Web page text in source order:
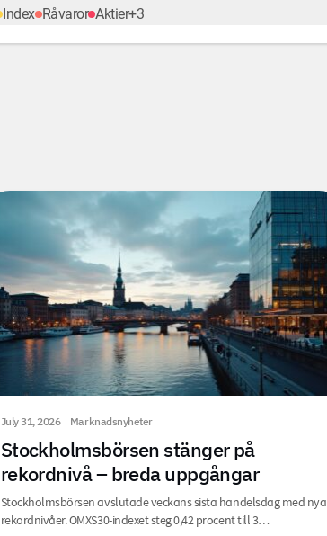
Index Råvaror Aktier+3
July 31, 2026 Marknadsnyheter
Stockholmsbörsen stänger på
rekordnivå – breda uppgångar
Stockholmsbörsen avslutade veckans sista handelsdag med nya
rekordnivåer. OMXS30-indexet steg 0,42 procent till 3…